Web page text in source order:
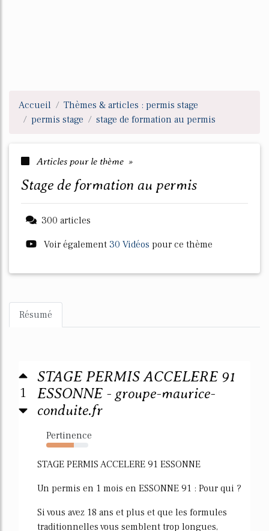
Accueil
Thèmes & articles : permis stage
permis stage
stage de formation au permis
Articles pour le thème »
stage de formation au permis
300 articles
Voir également 30 Vidéos pour ce thème
Résumé
1
STAGE PERMIS ACCELERE 91
ESSONNE - groupe-maurice-
conduite.fr
Pertinence
66%
STAGE PERMIS ACCELERE 91 ESSONNE
Un permis en 1 mois en ESSONNE 91 : Pour qui ?
Si vous avez 18 ans et plus et que les formules
traditionnelles vous semblent trop longues,